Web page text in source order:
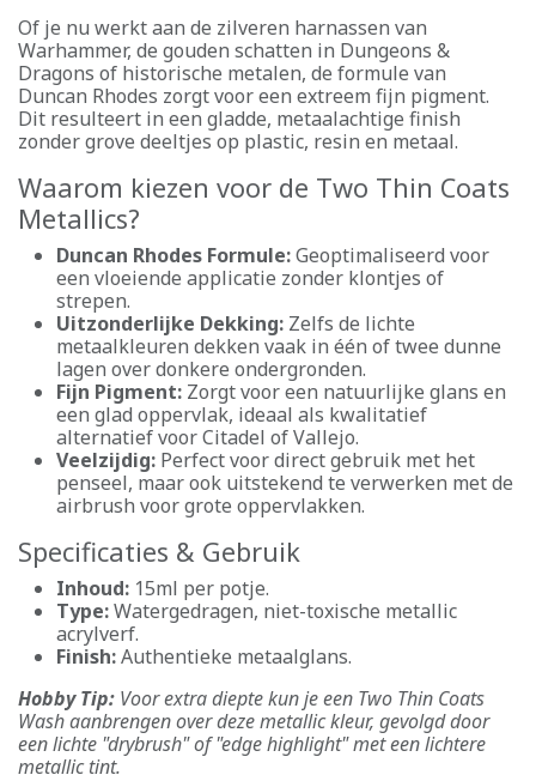
Of je nu werkt aan de zilveren harnassen van
Warhammer, de gouden schatten in Dungeons &
Dragons of historische metalen, de formule van
Duncan Rhodes zorgt voor een extreem fijn pigment.
Dit resulteert in een gladde, metaalachtige finish
zonder grove deeltjes op plastic, resin en metaal.
Waarom kiezen voor de Two Thin Coats
Metallics?
Duncan Rhodes Formule:Geoptimaliseerd voor
een vloeiende applicatie zonder klontjes of
strepen.
Uitzonderlijke Dekking: Zelfs de lichte
metaalkleuren dekken vaak in één of twee dunne
lagen over donkere ondergronden.
Fijn Pigment: Zorgt voor een natuurlijke glans en
een glad oppervlak, ideaal als kwalitatief
alternatief voor Citadel of Vallejo.
Veelzijdig: Perfect voor direct gebruik met het
penseel, maar ook uitstekend te verwerken met de
airbrush voor grote oppervlakken.
Specificaties & Gebruik
Inhoud: 15ml per potje.
Type:Watergedragen, niet-toxische metallic
acrylverf.
Finish:Authentieke metaalglans.
Hobby Tip: Voor extra diepte kun je een Two Thin Coats
Wash aanbrengen over deze metallic kleur, gevolgd door
een lichte "drybrush" of "edge highlight" met een lichtere
metallic tint.